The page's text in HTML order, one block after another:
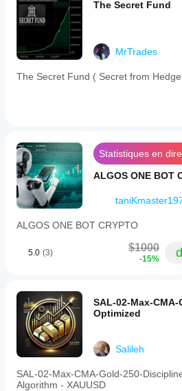
The Secret Fund
MrTrades
The Secret Fund ( Secret from
Statistiques en
ALGOS ONE BOT
ALGOS ONE BOT CRYPTO
5.0 (3) $1000
-15%
SAL-02-Max-
Optimized
Salileh
SAL-02-Max-CMA-Gold-250-
Algorithm - XAUUSD